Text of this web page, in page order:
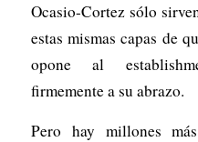
Ocasio-Cortez sólo
estas mismas capas de
opone al
firmemente a su abrazo.
Pero hay millones